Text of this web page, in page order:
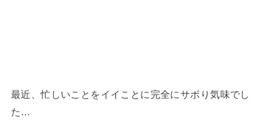
最近、忙しいことをイイことに完全にサボり気味でし
た…